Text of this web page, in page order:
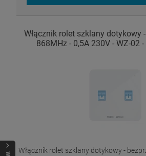
Włącznik rolet szklany dotykowy
868MHz - 0,5A 230V - WZ-02 -
Włącznik rolet szklany dotykowy -